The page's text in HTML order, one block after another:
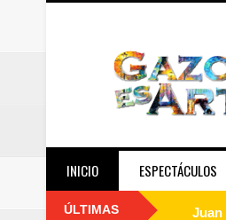
INICIO ESPECTÁCULOS
ÚLTIMAS